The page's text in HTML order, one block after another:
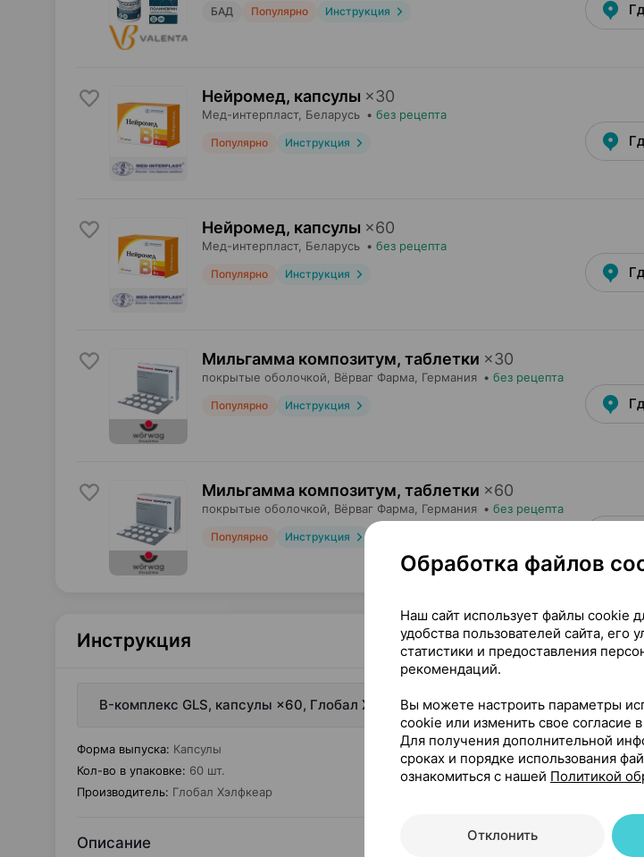
БАД Популярно Инструкция
Нейромед, капсулы ×30
Мед-интерпласт, Беларусь • без рецепта
Популярно Инструкция
Нейромед, капсулы ×60
Мед-интерпласт, Беларусь • без рецепта
Популярно Инструкция
Мильгамма композитум, таблетки ×30
покрытые оболочкой, Вёрваг Фарма , Германия • без рецепта
Популярно Инструкция
Мильгамма композитум, таблетки ×60
покрытые оболочкой, Вёрваг Фарма , Германия • без рецепта
Популярно Инструкция
Инструкция
B-комплекс GLS, капсулы ×60, Глобал Хэлфкеар Россия
Форма выпуска: Капсулы
Кол-во в упаковке: 60 шт.
Производитель: Глобал Хэлфкеар
Описание
Обработка файлов
Наш сайт использует файлы cookie
удобства пользователей сайта, его
статистики и предоставления
рекомендаций.
Вы можете настроить параметры
cookie или изменить свое согласие
Для получения дополнительной
сроках и порядке использования
ознакомиться с нашей Политикой
Отклонить